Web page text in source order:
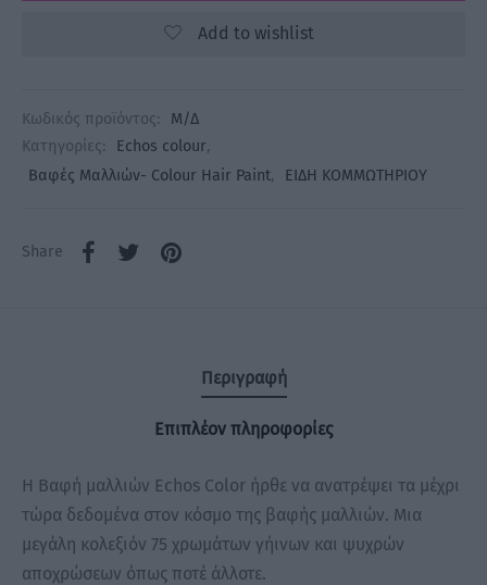
Add to wishlist
Κωδικός προϊόντος:
Μ/Δ
Κατηγορίες:
Echos colour,
Βαφές Μαλλιών- Colour Hair Paint, ΕΙΔΗ ΚΟΜΜΩΤΗΡΙΟΥ
Share
Περιγραφή
Επιπλέον πληροφορίες
H Βαφή μαλλιών Echos Color ήρθε να ανατρέψει τα μέχρι
τώρα δεδομένα στον κόσμο της βαφής μαλλιών. Μια
μεγάλη κολεξιόν 75 χρωμάτων γήινων και ψυχρών
αποχρώσεων όπως ποτέ άλλοτε.